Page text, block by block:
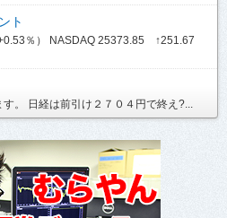
ト
％） NASDAQ 25373.85 ↑251.67
。 日経は前引け２７０４円で終え?...